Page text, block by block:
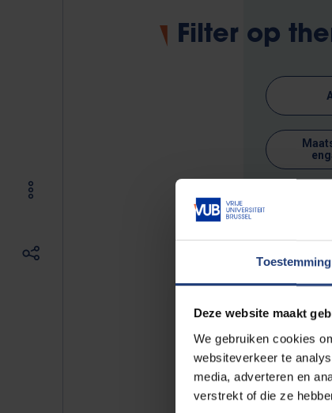
Toestemming
Deze website maakt
We gebruiken cookies
websiteverkeer te
media, adverteren en
verstrekt of die ze
Filter op
1
02/10
-
2026